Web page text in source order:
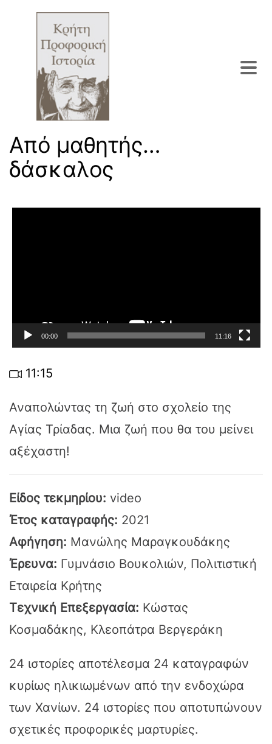
Από μαθητής…
δάσκαλος
Πρόγραμμα Αναπαραγωγής Βίντεο
00:00 11:16
11:15
Αναπολώντας τη ζωή στο σχολείο της
Αγίας Τρίαδας. Μια ζωή που θα του μείνει
αξέχαστη!
Είδος τεκμηρίου: video
Έτος καταγραφής: 2021
Αφήγηση: Μανώλης Μαραγκουδάκης
Έρευνα: Γυμνάσιο Βουκολιών, Πολιτιστική
Εταιρεία Κρήτης
Τεχνική Επεξεργασία: Κώστας
Κοσμαδάκης, Κλεοπάτρα Βεργεράκη
24 ιστορίες αποτέλεσμα 24 καταγραφών
κυρίως ηλικιωμένων από την ενδοχώρα
των Χανίων. 24 ιστορίες που αποτυπώνουν
σχετικές προφορικές μαρτυρίες.